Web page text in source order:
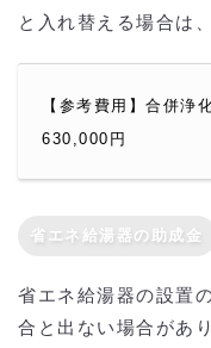
と入れ替える場合は
【参考費用】合併浄
630,000円
省エネ給湯器の助成金
省エネ給湯器の設置
合と出ない場合があ